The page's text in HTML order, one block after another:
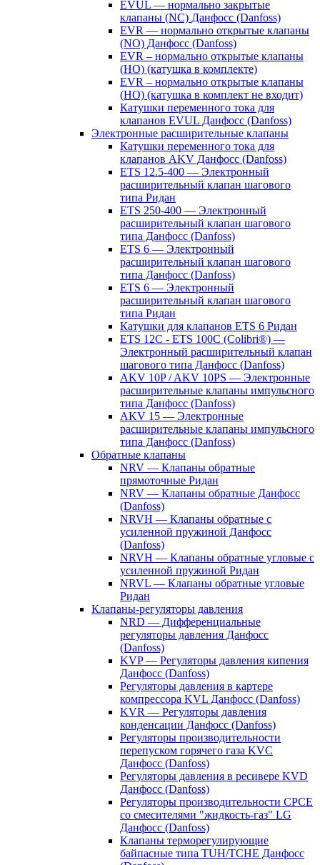
EVUL — нормально закрытые
клапаны (NC) Данфосс (Danfoss)
EVR — нормально открытые клапаны
(NO) Данфосс (Danfoss)
EVR – нормально открытые клапаны
(НО) (катушка в комплекте)
EVR – нормально открытые клапаны
(НО) (катушка в комплект не входит)
Катушки переменного тока для
клапанов EVUL Данфосс (Danfoss)
Электронные расширительные клапаны
Катушки переменного тока для
клапанов AKV Данфосс (Danfoss)
ETS 12.5-400 — Электронный
расширительный клапан шагового
типа Ридан
ETS 250-400 — Электронный
расширительный клапан шагового
типа Данфосс (Danfoss)
ETS 6 — Электронный
расширительный клапан шагового
типа Данфосс (Danfoss)
ETS 6 — Электронный
расширительный клапан шагового
типа Ридан
Катушки для клапанов ETS 6 Ридан
ETS 12C - ETS 100C (Colibri®) —
Электронный расширительный клапан
шагового типа Данфосс (Danfoss)
AKV 10P / AKV 10PS — Электронные
расширительные клапаны импульсного
типа Данфосс (Danfoss)
AKV 15 — Электронные
расширительные клапаны импульсного
типа Данфосс (Danfoss)
Обратные клапаны
NRV — Клапаны обратные
прямоточные Ридан
NRV — Клапаны обратные Данфосс
(Danfoss)
NRVH — Клапаны обратные с
усиленной пружиной Данфосс
(Danfoss)
NRVH — Клапаны обратные угловые с
усиленной пружиной Ридан
NRVL — Клапаны обратные угловые
Ридан
Клапаны-регуляторы давления
NRD — Дифференциальные
регуляторы давления Данфосс
(Danfoss)
KVP — Регуляторы давления кипения
Данфосс (Danfoss)
Регуляторы давления в картере
компрессора KVL Данфосс (Danfoss)
KVR — Регуляторы давления
конденсации Данфосс (Danfoss)
Регуляторы производительности
перепуском горячего газа KVC
Данфосс (Danfoss)
Регуляторы давления в ресивере KVD
Данфосс (Danfoss)
Регуляторы производительности CPCE
со смесителями "жидкость-газ" LG
Данфосс (Danfoss)
Клапаны терморегулирующие
байпасные типа TUH/TCHE Данфосс